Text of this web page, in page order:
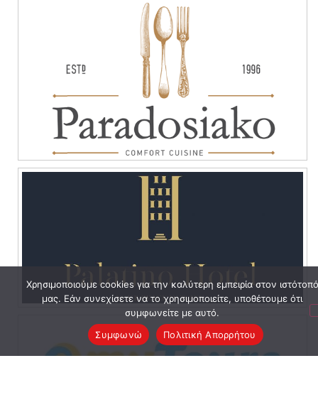
Χρησιμοποιούμε cookies για την καλύτερη εμπειρία στον ιστότοπό
μας. Εάν συνεχίσετε να το χρησιμοποιείτε, υποθέτουμε ότι
συμφωνείτε με αυτό.
Συμφωνώ
Πολιτική Απορρήτου